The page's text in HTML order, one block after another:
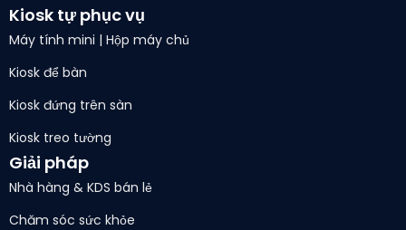
Kiosk tự phục vụ
Máy tính mini | Hộp máy chủ
Kiosk để bàn
Kiosk đứng trên sàn
Kiosk treo tường
Giải pháp
Nhà hàng & KDS bán lẻ
Chăm sóc sức khỏe